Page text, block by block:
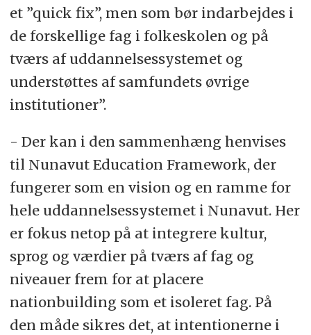
et ”quick fix”, men som bør indarbejdes i
de forskellige fag i folkeskolen og på
tværs af uddannelsessystemet og
understøttes af samfundets øvrige
institutioner”.
- Der kan i den sammenhæng henvises
til Nunavut Education Framework, der
fungerer som en vision og en ramme for
hele uddannelsessystemet i Nunavut. Her
er fokus netop på at integrere kultur,
sprog og værdier på tværs af fag og
niveauer frem for at placere
nationbuilding som et isoleret fag. På
den måde sikres det, at intentionerne i